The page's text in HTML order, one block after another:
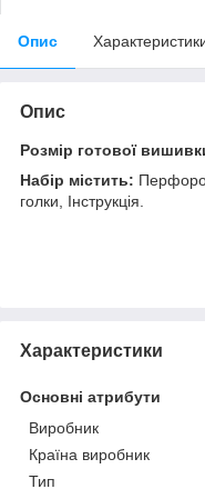
Опис
Опис
Розмір готової
Набір містить:
голки, Інструкція.
Характеристики
Основні атрибути
Виробник
Країна виробник
Тип